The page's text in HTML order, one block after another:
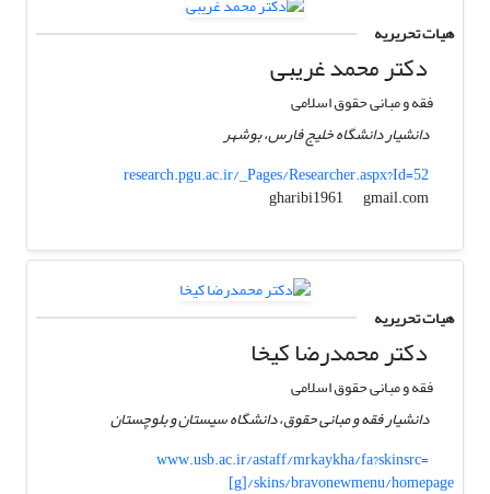
هیات تحریریه
دکتر محمد غریبی
فقه و مبانی حقوق اسلامی
دانشیار دانشگاه خلیج فارس، بوشهر
research.pgu.ac.ir/_Pages/Researcher.aspx?Id=52
gharibi1961
gmail.com
هیات تحریریه
دکتر محمدرضا کیخا
فقه و مبانی حقوق اسلامی
دانشیار فقه و مبانی حقوق، دانشگاه سیستان و بلوچستان
www.usb.ac.ir/astaff/mrkaykha/fa?skinsrc=
[g]/skins/bravonewmenu/homepage